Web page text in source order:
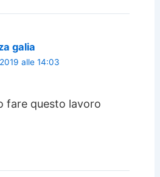
galia
alle 14:03
fare questo lavoro